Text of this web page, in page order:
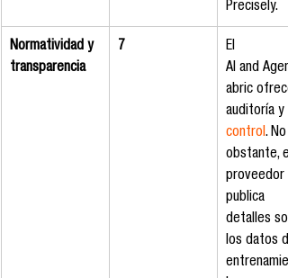
Precisely.
Normatividad y
transparencia
7
El
AI and
abric
auditoría y
control. No
obstante, el
proveedor
publica
detalles
los datos